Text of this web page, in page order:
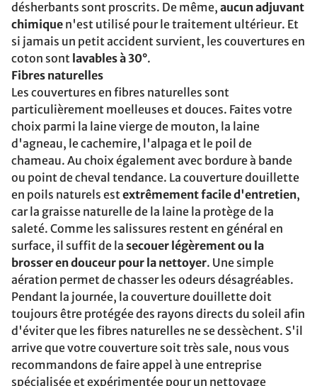
désherbants sont proscrits. De même, aucun adjuvant
chimique n'est utilisé pour le traitement ultérieur. Et
si jamais un petit accident survient, les couvertures en
coton sont lavables à 30°.
Fibres naturelles
Les couvertures en fibres naturelles sont
particulièrement moelleuses et douces. Faites votre
choix parmi la laine vierge de mouton, la laine
d'agneau, le cachemire, l'alpaga et le poil de
chameau. Au choix également avec bordure à bande
ou point de cheval tendance. La couverture douillette
en poils naturels estextrêmement facile d'entretien,
car la graisse naturelle de la laine la protège de la
saleté. Comme les salissures restent en général en
surface, il suffit de la secouer légèrement ou la
brosser en douceur pour la nettoyer. Une simple
aération permet de chasser les odeurs désagréables.
Pendant la journée, la couverture douillette doit
toujours être protégée des rayons directs du soleil afin
d'éviter que les fibres naturelles ne se dessèchent. S'il
arrive que votre couverture soit très sale, nous vous
recommandons de faire appel à une entreprise
spécialisée et expérimentée pour un nettoyage